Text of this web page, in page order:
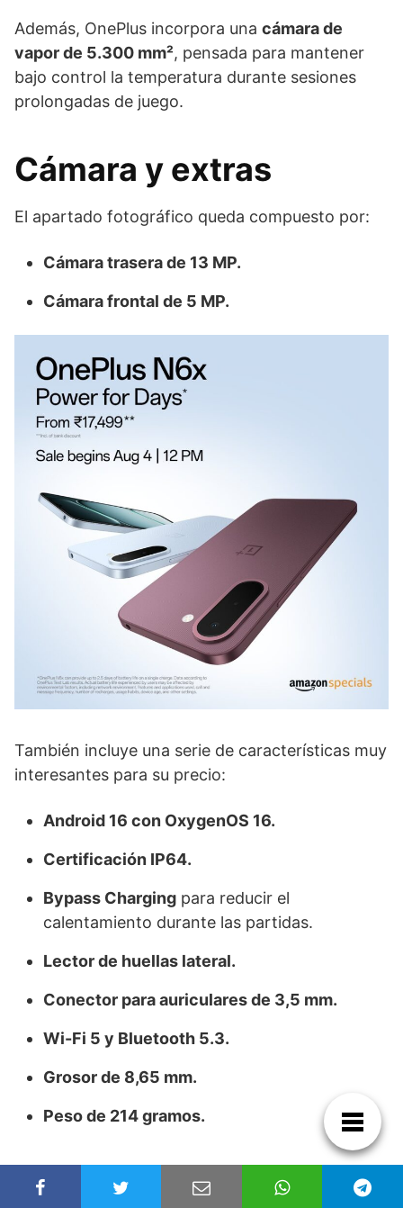
Además, OnePlus incorpora una cámara de
vapor de 5.300 mm², pensada para mantener
bajo control la temperatura durante sesiones
prolongadas de juego.
Cámara y extras
El apartado fotográfico queda compuesto por:
Cámara trasera de 13 MP.
Cámara frontal de 5 MP.
También incluye una serie de características muy
interesantes para su precio:
Android 16 con OxygenOS 16.
Certificación IP64.
Bypass Charging para reducir el
calentamiento durante las partidas.
Lector de huellas lateral.
Conector para auriculares de 3,5 mm.
Wi-Fi 5 y Bluetooth 5.3.
Grosor de 8,65 mm.
Peso de 214 gramos.
Precio y conversión a